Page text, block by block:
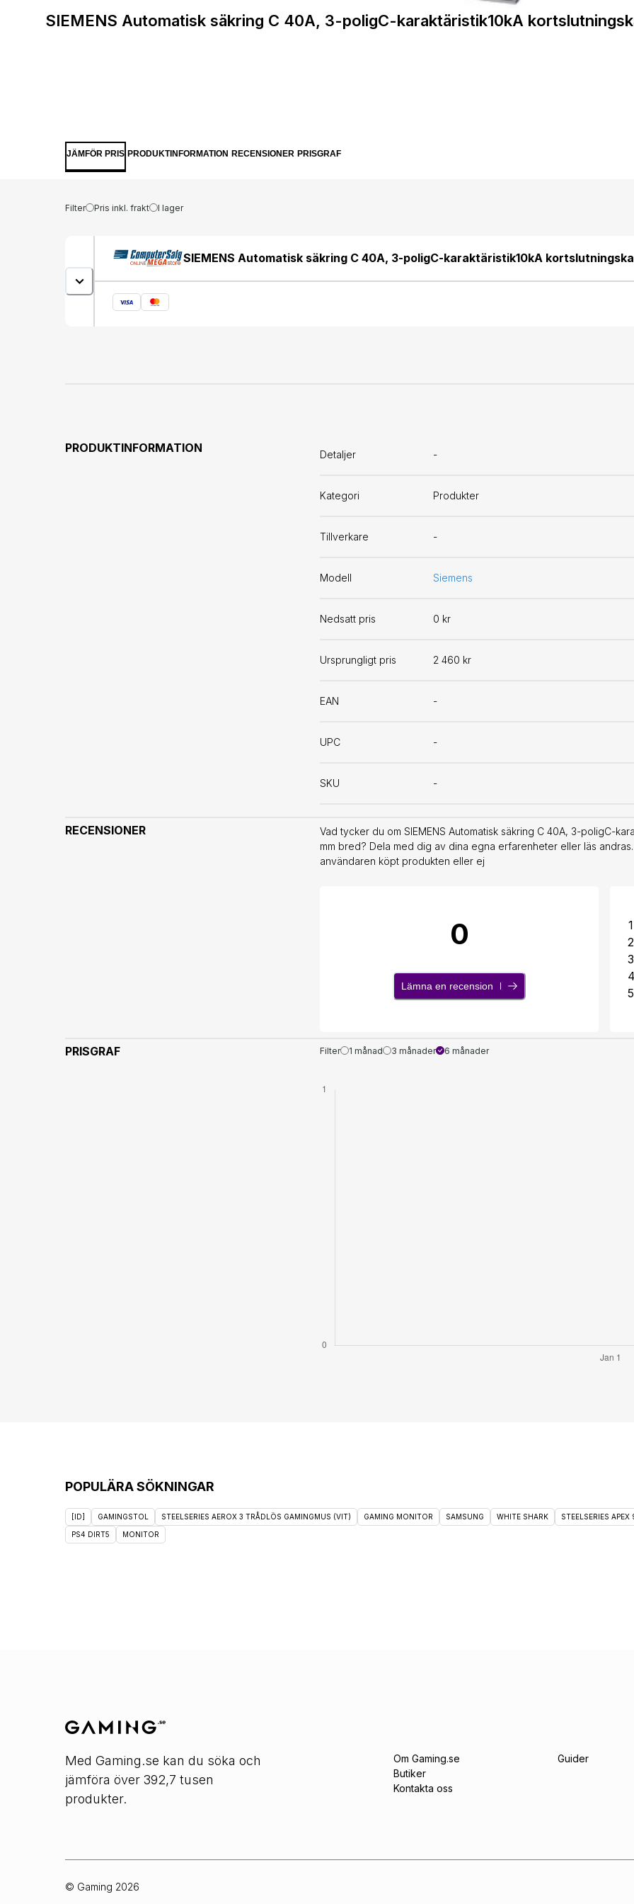
SIEMENS Automatisk säkring C 40A, 3-poligC-karaktäristik10kA
JÄMFÖR PRIS PRODUKTINFORMATION RECENSIONER PRISGRAF
Filter Pris inkl. frakt I lager
SIEMENS Automatisk säkring C 40A, 3-poligC-karaktäristik10kA
PRODUKTINFORMATION
Detaljer -
Kategori Produkter
Tillverkare -
Modell Siemens
Nedsatt pris 0 kr
Ursprungligt pris 2 460 kr
EAN -
UPC -
SKU -
RECENSIONER
Vad tycker du om SIEMENS Automatisk säkring C 40A, 3-poligC-
mm bred? Dela med dig av dina egna erfarenheter eller läs
användaren köpt produkten eller ej
0
Lämna en recension
1
2
3
4
5
PRISGRAF Filter 1 månad 3 månader 6 månader
POPULÄRA SÖKNINGAR
[ID] GAMINGSTOL STEELSERIES AEROX 3 TRÅDLÖS GAMINGMUS (VIT) GAMING MONITOR SAMSUNG WHITE SHARK STEELSERIES
PS4 DIRT5 MONITOR
Med Gaming.se kan du söka och
jämföra över 392,7 tusen
produkter.
Om Gaming.se
Butiker
Kontakta oss
Guider
© Gaming 2026